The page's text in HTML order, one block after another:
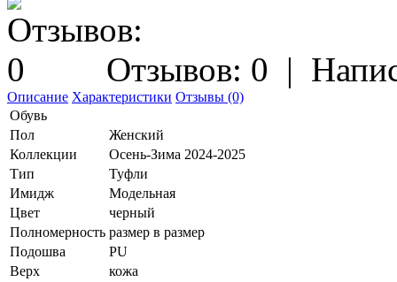
Отзывов: 0 |
Описание Характеристики Отзывы (0)
Обувь
Пол
Женский
Коллекции
Осень-Зима 2024-2025
Тип
Туфли
Имидж
Модельная
Цвет
черный
Полномерность размер в размер
Подошва
PU
Верх
кожа